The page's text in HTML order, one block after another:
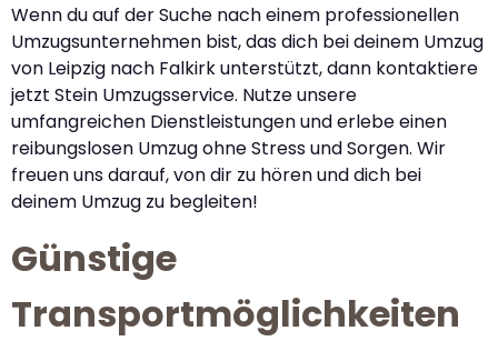
Wenn du auf der Suche nach einem professionellen
Umzugsunternehmen bist, das dich bei deinem Umzug
von Leipzig nach Falkirk unterstützt, dann kontaktiere
jetzt Stein Umzugsservice. Nutze unsere
umfangreichen Dienstleistungen und erlebe einen
reibungslosen Umzug ohne Stress und Sorgen. Wir
freuen uns darauf, von dir zu hören und dich bei
deinem Umzug zu begleiten!
Günstige
Transportmöglichkeiten